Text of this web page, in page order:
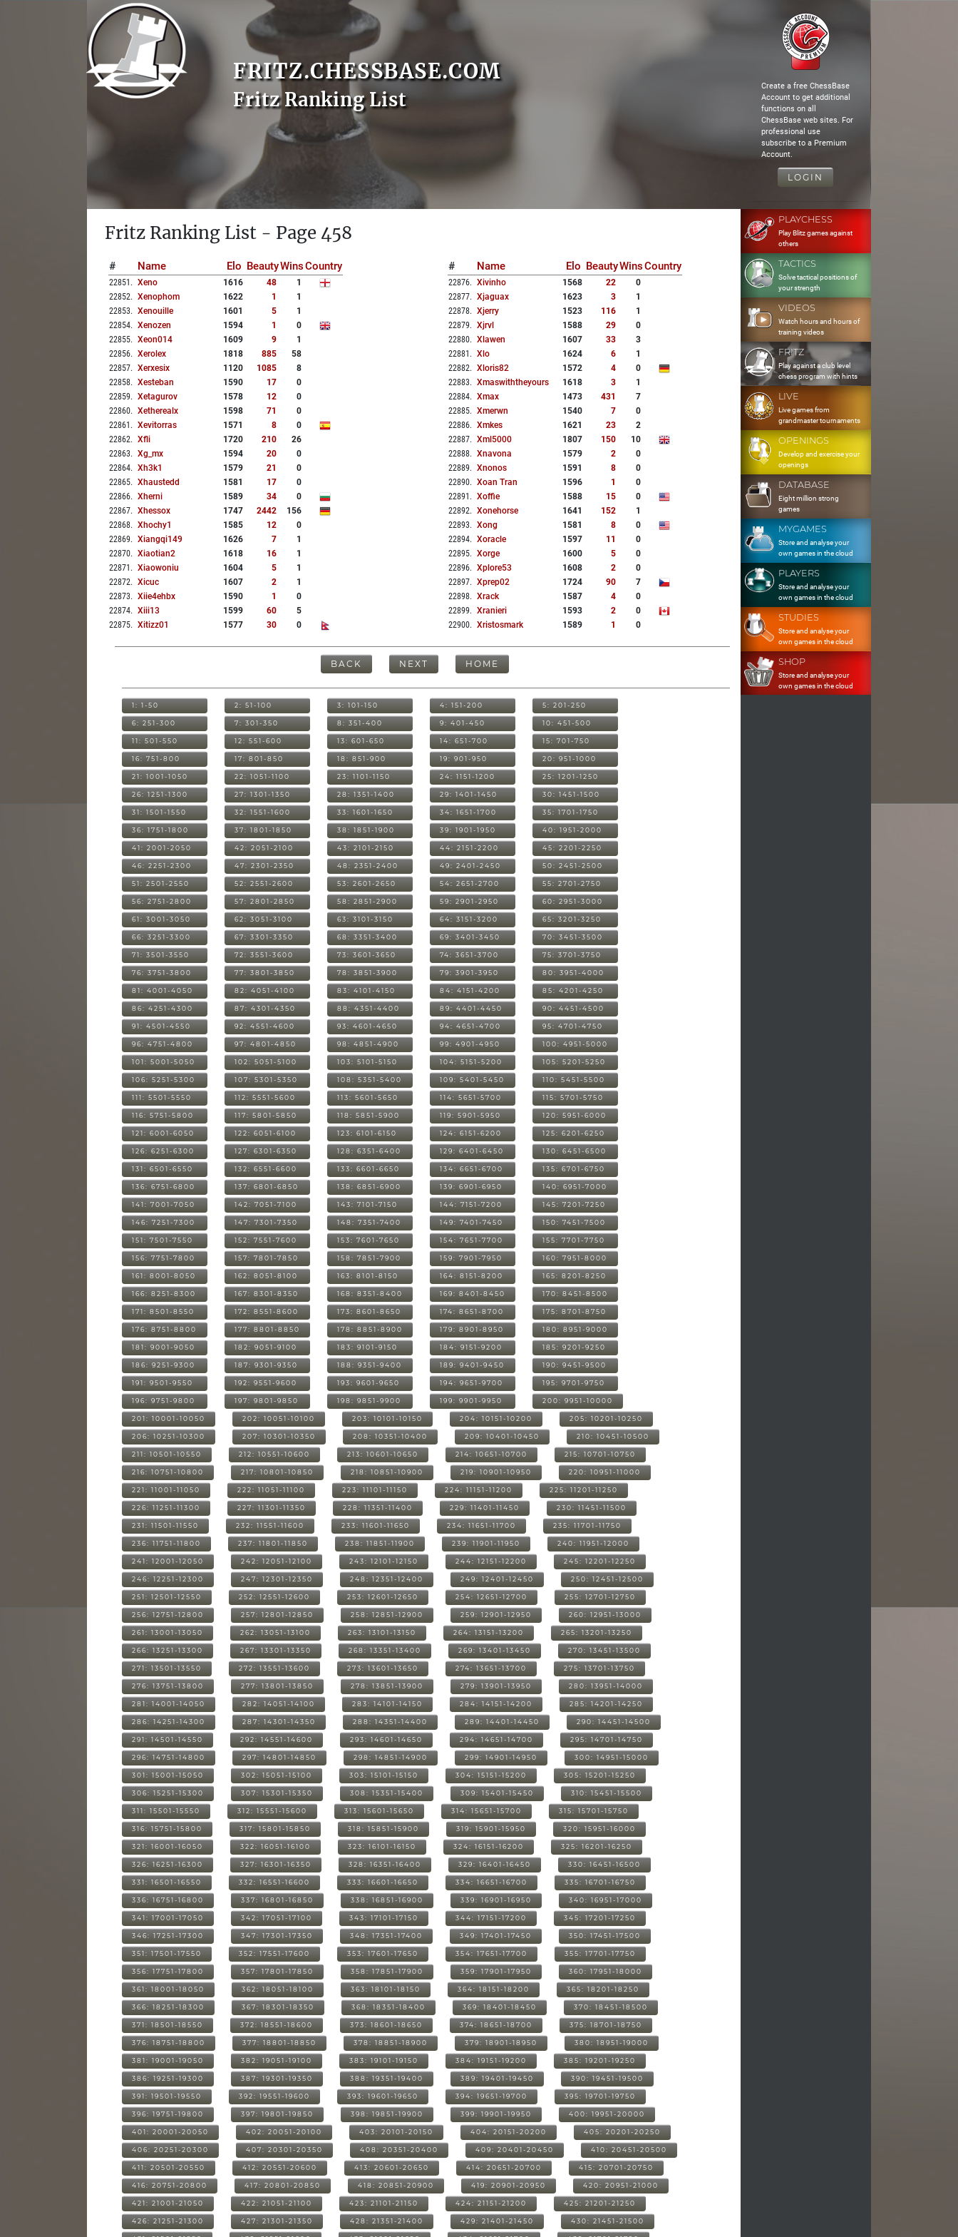
FRITZ.CHESSBASE.COM
Fritz Ranking List
Create a free ChessBase
Account to get additional
functions on all
ChessBase web sites. For
professional use
subscribe to a Premium
Account.
LOGIN
Fritz Ranking List - Page 458
# Name Elo BeautyWinsCountry
22851 . Xeno 1616 48
1
22852. Xenophom 1622 1
1
22853. Xenouille 1601 5
1
22854. Xenozen 1594 1
0
22855. Xeon014 1609 9
1
22856. Xerolex 1818 885
58
22857. Xerxesix 1120 1085
8
22858. Xesteban 1590 17
0
22859. Xetagurov 1578 12
0
22860. Xetherealx 1598 71
0
22861 . Xevitorras 1571 8
0
22862. Xfli 1720 210
26
22863. Xg_mx 1594 20
0
22864. Xh3k1 1579 21
0
22865. Xhaustedd 1581 17
0
22866. Xherni 1589 34
0
22867. Xhessox 1747 2442
156
22868. Xhochy1 1585 12
0
22869. Xiangqi149 1626 7
1
22870. Xiaotian2 1618 16
1
22871 . Xiaowoniu 1604 5
1
22872. Xicuc 1607 2
1
22873. Xiie4ehbx 1590 1
0
22874. Xiii13 1599 60
5
22875. Xitizz01 1577 30 0
# Name Elo BeautyWinsCountry
22876. Xivinho 1568 22
0
22877. Xjaguax 1623 3
1
22878. Xjerry 1523 116
1
22879. Xjrvl 1588 29
0
22880. Xlawen 1607 33
3
22881 . Xlo 1624 6
1
22882. Xloris82 1572 4
0
22883. Xmaswiththeyours 1618 3
1
22884. Xmax 1473 431
7
22885. Xmerwn 1540 7
0
22886. Xmkes 1621 23
2
22887. Xml5000 1807 150
10
22888. Xnavona 1579 2
0
22889. Xnonos 1591 8
0
22890. Xoan Tran 1596 1
0
22891 . Xoffie 1588 15
0
22892. Xonehorse 1641 152
1
22893. Xong 1581 8
0
22894. Xoracle 1597 11
0
22895. Xorge 1600 5
0
22896. Xplore53 1608 2
0
22897. Xprep02 1724 90
7
22898. Xrack 1587 4
0
22899. Xranieri 1593 2
0
22900. Xristosmark 1589 1 0
BACK NEXT HOME
1: 1-50 2: 51-100 3: 101-150 4: 151-200 5: 201-250
6: 251-300 7: 301-350 8: 351-400 9: 401-450 10: 451-500
11: 501-550 12: 551-600 13: 601-650 14: 651-700 15: 701-750
16: 751-800 17: 801-850 18: 851-900 19: 901-950 20: 951-1000
21: 1001-1050 22: 1051-1100 23: 1101-1150 24: 1151-1200 25: 1201-1250
26: 1251-1300 27: 1301-1350 28: 1351-1400 29: 1401-1450 30: 1451-1500
31: 1501-1550 32: 1551-1600 33: 1601-1650 34: 1651-1700 35: 1701-1750
36: 1751-1800 37: 1801-1850 38: 1851-1900 39: 1901-1950 40: 1951-2000
41: 2001-2050 42: 2051-2100 43: 2101-2150 44: 2151-2200 45: 2201-2250
46: 2251-2300 47: 2301-2350 48: 2351-2400 49: 2401-2450 50: 2451-2500
51: 2501-2550 52: 2551-2600 53: 2601-2650 54: 2651-2700 55: 2701-2750
56: 2751-2800 57: 2801-2850 58: 2851-2900 59: 2901-2950 60: 2951-3000
61: 3001-3050 62: 3051-3100 63: 3101-3150 64: 3151-3200 65: 3201-3250
66: 3251-3300 67: 3301-3350 68: 3351-3400 69: 3401-3450 70: 3451-3500
71: 3501-3550 72: 3551-3600 73: 3601-3650 74: 3651-3700 75: 3701-3750
76: 3751-3800 77: 3801-3850 78: 3851-3900 79: 3901-3950 80: 3951-4000
81: 4001-4050 82: 4051-4100 83: 4101-4150 84: 4151-4200 85: 4201-4250
86: 4251-4300 87: 4301-4350 88: 4351-4400 89: 4401-4450 90: 4451-4500
91: 4501-4550 92: 4551-4600 93: 4601-4650 94: 4651-4700 95: 4701-4750
96: 4751-4800 97: 4801-4850 98: 4851-4900 99: 4901-4950 100: 4951-5000
101: 5001-5050 102: 5051-5100 103: 5101-5150 104: 5151-5200 105: 5201-5250
106: 5251-5300 107: 5301-5350 108: 5351-5400 109: 5401-5450 110: 5451-5500
111: 5501-5550 112: 5551-5600 113: 5601-5650 114: 5651-5700 115: 5701-5750
116: 5751-5800 117: 5801-5850 118: 5851-5900 119: 5901-5950 120: 5951-6000
121: 6001-6050 122: 6051-6100 123: 6101-6150 124: 6151-6200 125: 6201-6250
126: 6251-6300 127: 6301-6350 128: 6351-6400 129: 6401-6450 130: 6451-6500
131: 6501-6550 132: 6551-6600 133: 6601-6650 134: 6651-6700 135: 6701-6750
136: 6751-6800 137: 6801-6850 138: 6851-6900 139: 6901-6950 140: 6951-7000
141: 7001-7050 142: 7051-7100 143: 7101-7150 144: 7151-7200 145: 7201-7250
146: 7251-7300 147: 7301-7350 148: 7351-7400 149: 7401-7450 150: 7451-7500
151: 7501-7550 152: 7551-7600 153: 7601-7650 154: 7651-7700 155: 7701-7750
156: 7751-7800 157: 7801-7850 158: 7851-7900 159: 7901-7950 160: 7951-8000
161: 8001-8050 162: 8051-8100 163: 8101-8150 164: 8151-8200 165: 8201-8250
166: 8251-8300 167: 8301-8350 168: 8351-8400 169: 8401-8450 170: 8451-8500
171: 8501-8550 172: 8551-8600 173: 8601-8650 174: 8651-8700 175: 8701-8750
176: 8751-8800 177: 8801-8850 178: 8851-8900 179: 8901-8950 180: 8951-9000
181: 9001-9050 182: 9051-9100 183: 9101-9150 184: 9151-9200 185: 9201-9250
186: 9251-9300 187: 9301-9350 188: 9351-9400 189: 9401-9450 190: 9451-9500
191: 9501-9550 192: 9551-9600 193: 9601-9650 194: 9651-9700 195: 9701-9750
196: 9751-9800 197: 9801-9850 198: 9851-9900 199: 9901-9950 200: 9951-10000
201: 10001-10050 202: 10051-10100 203: 10101-10150 204: 10151-10200 205: 10201-10250
206: 10251-10300 207: 10301-10350 208: 10351-10400 209: 10401-10450 210: 10451-10500
211: 10501-10550 212: 10551-10600 213: 10601-10650 214: 10651-10700 215: 10701-10750
216: 10751-10800 217: 10801-10850 218: 10851-10900 219: 10901-10950 220: 10951-11000
221: 11001-11050 222: 11051-11100 223: 11101-11150 224: 11151-11200 225: 11201-11250
226: 11251-11300 227: 11301-11350 228: 11351-11400 229: 11401-11450 230: 11451-11500
231: 11501-11550 232: 11551-11600 233: 11601-11650 234: 11651-11700 235: 11701-11750
236: 11751-11800 237: 11801-11850 238: 11851-11900 239: 11901-11950 240: 11951-12000
241: 12001-12050 242: 12051-12100 243: 12101-12150 244: 12151-12200 245: 12201-12250
246: 12251-12300 247: 12301-12350 248: 12351-12400 249: 12401-12450 250: 12451-12500
251: 12501-12550 252: 12551-12600 253: 12601-12650 254: 12651-12700 255: 12701-12750
256: 12751-12800 257: 12801-12850 258: 12851-12900 259: 12901-12950 260: 12951-13000
261: 13001-13050 262: 13051-13100 263: 13101-13150 264: 13151-13200 265: 13201-13250
266: 13251-13300 267: 13301-13350 268: 13351-13400 269: 13401-13450 270: 13451-13500
271: 13501-13550 272: 13551-13600 273: 13601-13650 274: 13651-13700 275: 13701-13750
276: 13751-13800 277: 13801-13850 278: 13851-13900 279: 13901-13950 280: 13951-14000
281: 14001-14050 282: 14051-14100 283: 14101-14150 284: 14151-14200 285: 14201-14250
286: 14251-14300 287: 14301-14350 288: 14351-14400 289: 14401-14450 290: 14451-14500
291: 14501-14550 292: 14551-14600 293: 14601-14650 294: 14651-14700 295: 14701-14750
296: 14751-14800 297: 14801-14850 298: 14851-14900 299: 14901-14950 300: 14951-15000
301: 15001-15050 302: 15051-15100 303: 15101-15150 304: 15151-15200 305: 15201-15250
306: 15251-15300 307: 15301-15350 308: 15351-15400 309: 15401-15450 310: 15451-15500
311: 15501-15550 312: 15551-15600 313: 15601-15650 314: 15651-15700 315: 15701-15750
316: 15751-15800 317: 15801-15850 318: 15851-15900 319: 15901-15950 320: 15951-16000
321: 16001-16050 322: 16051-16100 323: 16101-16150 324: 16151-16200 325: 16201-16250
326: 16251-16300 327: 16301-16350 328: 16351-16400 329: 16401-16450 330: 16451-16500
331: 16501-16550 332: 16551-16600 333: 16601-16650 334: 16651-16700 335: 16701-16750
336: 16751-16800 337: 16801-16850 338: 16851-16900 339: 16901-16950 340: 16951-17000
341: 17001-17050 342: 17051-17100 343: 17101-17150 344: 17151-17200 345: 17201-17250
346: 17251-17300 347: 17301-17350 348: 17351-17400 349: 17401-17450 350: 17451-17500
351: 17501-17550 352: 17551-17600 353: 17601-17650 354: 17651-17700 355: 17701-17750
356: 17751-17800 357: 17801-17850 358: 17851-17900 359: 17901-17950 360: 17951-18000
361: 18001-18050 362: 18051-18100 363: 18101-18150 364: 18151-18200 365: 18201-18250
366: 18251-18300 367: 18301-18350 368: 18351-18400 369: 18401-18450 370: 18451-18500
371: 18501-18550 372: 18551-18600 373: 18601-18650 374: 18651-18700 375: 18701-18750
376: 18751-18800 377: 18801-18850 378: 18851-18900 379: 18901-18950 380: 18951-19000
381: 19001-19050 382: 19051-19100 383: 19101-19150 384: 19151-19200 385: 19201-19250
386: 19251-19300 387: 19301-19350 388: 19351-19400 389: 19401-19450 390: 19451-19500
391: 19501-19550 392: 19551-19600 393: 19601-19650 394: 19651-19700 395: 19701-19750
396: 19751-19800 397: 19801-19850 398: 19851-19900 399: 19901-19950 400: 19951-20000
401: 20001-20050 402: 20051-20100 403: 20101-20150 404: 20151-20200 405: 20201-20250
406: 20251-20300 407: 20301-20350 408: 20351-20400 409: 20401-20450 410: 20451-20500
411: 20501-20550 412: 20551-20600 413: 20601-20650 414: 20651-20700 415: 20701-20750
416: 20751-20800 417: 20801-20850 418: 20851-20900 419: 20901-20950 420: 20951-21000
421: 21001-21050 422: 21051-21100 423: 21101-21150 424: 21151-21200 425: 21201-21250
426: 21251-21300 427: 21301-21350 428: 21351-21400 429: 21401-21450 430: 21451-21500
PLAYCHESS
Play Blitz games against
others
TACTICS
Solve tactical positions of
your strength
VIDEOS
Watch hours and hours of
training videos
FRITZ
Play against a club level
chess program with hints
LIVE
Live games from
grandmaster tournaments
OPENINGS
Develop and exercise your
openings
DATABASE
Eight million strong
games
MYGAMES
Store and analyse your
own games in the cloud
PLAYERS
Store and analyse your
own games in the cloud
STUDIES
Store and analyse your
own games in the cloud
SHOP
Store and analyse your
own games in the cloud